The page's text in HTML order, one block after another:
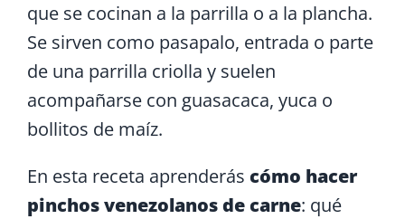
que se cocinan a la parrilla o a la plancha.
Se sirven como pasapalo, entrada o parte
de una parrilla criolla y suelen
acompañarse con guasacaca, yuca o
bollitos de maíz.
En esta receta aprenderás cómo hacer
pinchos venezolanos de carne: qué